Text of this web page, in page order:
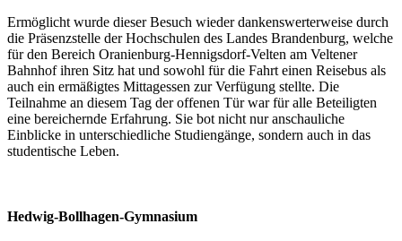
Ermöglicht wurde dieser Besuch wieder dankenswerterweise durch
die Präsenzstelle der Hochschulen des Landes Brandenburg, welche
für den Bereich Oranienburg-Hennigsdorf-Velten am Veltener
Bahnhof ihren Sitz hat und sowohl für die Fahrt einen Reisebus als
auch ein ermäßigtes Mittagessen zur Verfügung stellte. Die
Teilnahme an diesem Tag der offenen Tür war für alle Beteiligten
eine bereichernde Erfahrung. Sie bot nicht nur anschauliche
Einblicke in unterschiedliche Studiengänge, sondern auch in das
studentische Leben.
Hedwig-Bollhagen-Gymnasium